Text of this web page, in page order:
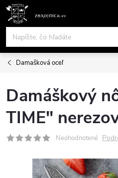
Prejsť
obsah
Damašková oceľ
Damáškový
TIME"
Neohodnotené